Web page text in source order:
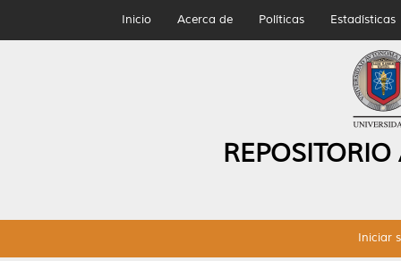
Inicio Acerca de Políticas Estadísticas
Iniciar